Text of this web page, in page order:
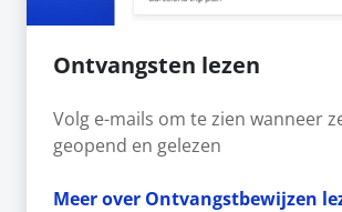
Ontvangsten lezen
Volg e-mails om te zien wanneer
geopend en gelezen
Meer over Ontvangstbewijzen